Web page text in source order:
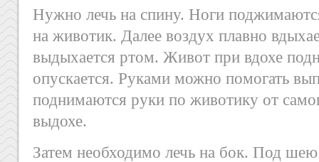
Нужно лечь на спину. Ноги
на животик. Далее воздух плавно
выдыхается ртом. Живот при вдохе
опускается. Руками можно помогать
поднимаются руки по животику от
выдохе.
Затем необходимо лечь на бок. Под